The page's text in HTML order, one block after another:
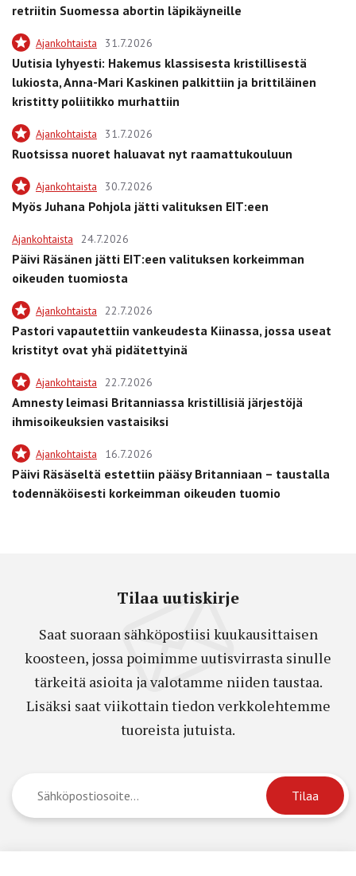
retriitin Suomessa abortin läpikäyneille
Ajankohtaista 31.7.2026
Uutisia lyhyesti: Hakemus klassisesta kristillisestä
lukiosta, Anna-Mari Kaskinen palkittiin ja brittiläinen
kristitty poliitikko murhattiin
Ajankohtaista 31.7.2026
Ruotsissa nuoret haluavat nyt raamattukouluun
Ajankohtaista 30.7.2026
Myös Juhana Pohjola jätti valituksen EIT:een
Ajankohtaista 24.7.2026
Päivi Räsänen jätti EIT:een valituksen korkeimman
oikeuden tuomiosta
Ajankohtaista 22.7.2026
Pastori vapautettiin vankeudesta Kiinassa, jossa useat
kristityt ovat yhä pidätettyinä
Ajankohtaista 22.7.2026
Amnesty leimasi Britanniassa kristillisiä järjestöjä
ihmisoikeuksien vastaisiksi
Ajankohtaista 16.7.2026
Päivi Räsäseltä estettiin pääsy Britanniaan – taustalla
todennäköisesti korkeimman oikeuden tuomio
Tilaa uutiskirje
Saat suoraan sähköpostiisi kuukausittaisen
koosteen, jossa poimimme uutisvirrasta sinulle
tärkeitä asioita ja valotamme niiden taustaa.
Lisäksi saat viikottain tiedon verkkolehtemme
tuoreista jutuista.